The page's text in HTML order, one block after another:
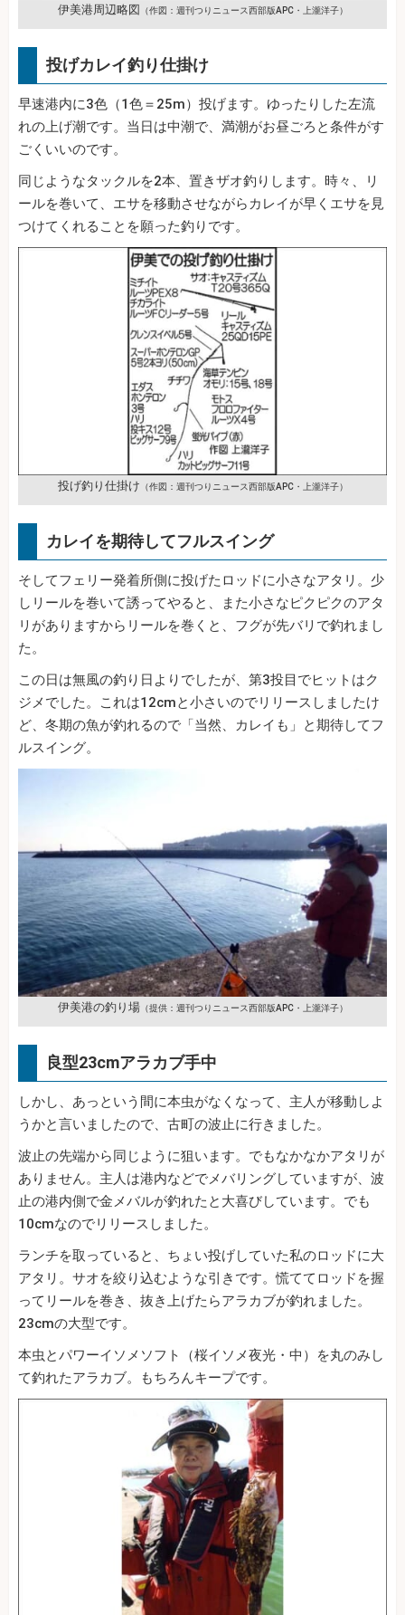
伊美港周辺略図 （作図：週刊つりニュース西部版APC・上瀧洋子）
投げカレイ釣り仕掛け
早速港内に3色（1色＝25m）投げます。ゆったりした左流
れの上げ潮です。当日は中潮で、満潮がお昼ごろと条件がす
ごくいいのです。
同じようなタックルを2本、置きザオ釣りします。時々、リ
ールを巻いて、エサを移動させながらカレイが早くエサを見
つけてくれることを願った釣りです。
投げ釣り仕掛け （作図：週刊つりニュース西部版APC・上瀧洋子）
カレイを期待してフルスイング
そしてフェリー発着所側に投げたロッドに小さなアタリ。少
しリールを巻いて誘ってやると、また小さなピクピクのアタ
リがありますからリールを巻くと、フグが先バリで釣れまし
た。
この日は無風の釣り日よりでしたが、第3投目でヒットはク
ジメでした。これは12cmと小さいのでリリースしましたけ
ど、冬期の魚が釣れるので「当然、カレイも」と期待してフ
ルスイング。
伊美港の釣り場（提供：週刊つりニュース西部版APC・上瀧洋子）
良型23cmアラカブ手中
しかし、あっという間に本虫がなくなって、主人が移動しよ
うかと言いましたので、古町の波止に行きました。
波止の先端から同じように狙います。でもなかなかアタリが
ありません。主人は港内などでメバリングしていますが、波
止の港内側で金メバルが釣れたと大喜びしています。でも
10cmなのでリリースしました。
ランチを取っていると、ちょい投げしていた私のロッドに大
アタリ。サオを絞り込むような引きです。慌ててロッドを握
ってリールを巻き、抜き上げたらアラカブが釣れました。
23cmの大型です。
本虫とパワーイソメソフト（桜イソメ夜光・中）を丸のみし
て釣れたアラカブ。もちろんキープです。